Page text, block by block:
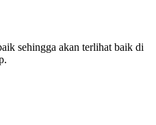
sehingga akan terlihat baik di